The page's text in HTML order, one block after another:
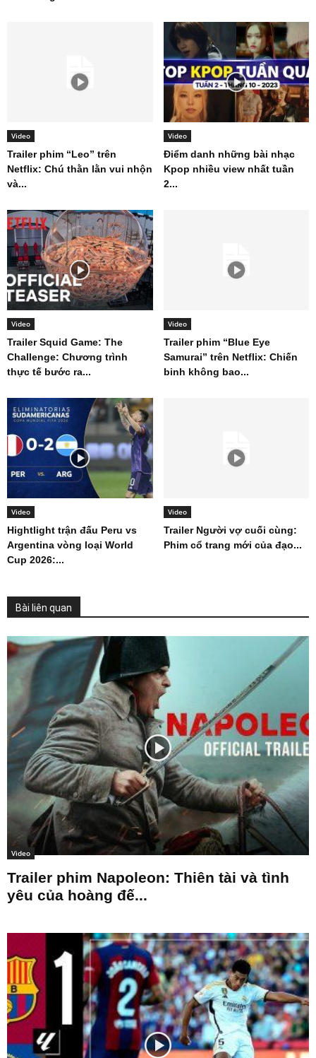
Video
Trailer phim “Leo” trên
Netflix: Chú thằn lằn vui nhộn
và...
Video
Điểm danh những bài nhạc
Kpop nhiều view nhất tuần
2...
Video
Trailer Squid Game: The
Challenge: Chương trình
thực tế bước ra...
Video
Trailer phim “Blue Eye
Samurai” trên Netflix: Chiến
binh không bao...
Video
Hightlight trận đấu Peru vs
Argentina vòng loại World
Cup 2026:...
Video
Trailer Người vợ cuối cùng:
Phim cổ trang mới của đạo...
Bài liên quan
Video
Trailer phim Napoleon: Thiên tài và tình
yêu của hoàng đế...